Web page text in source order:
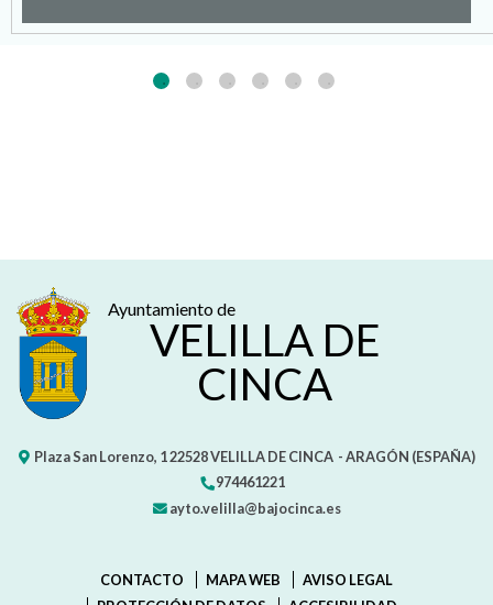
Ayuntamiento de
VELILLA DE
CINCA
Plaza San Lorenzo, 122528VELILLA DE CINCA - ARAGÓN (ESPAÑA)
974461221
ayto.velilla@bajocinca.es
CONTACTO MAPA WEB
AVISO LEGAL